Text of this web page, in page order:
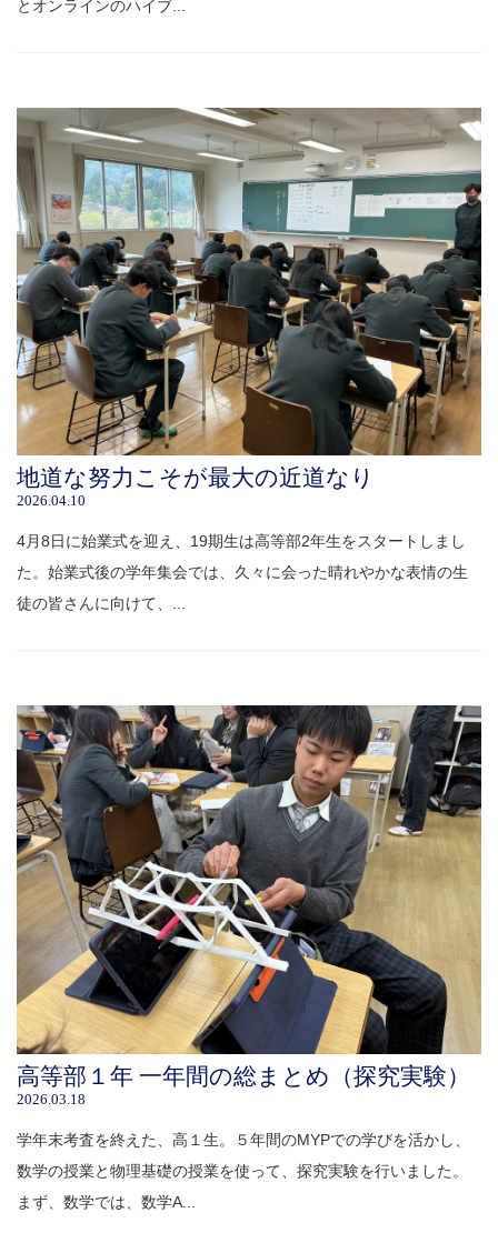
とオンラインのハイブ...
地道な努力こそが最大の近道なり
2026.04.10
4月8日に始業式を迎え、19期生は高等部2年生をスタートしまし
た。始業式後の学年集会では、久々に会った晴れやかな表情の生
徒の皆さんに向けて、...
高等部１年 一年間の総まとめ（探究実験）
2026.03.18
学年末考査を終えた、高１生。５年間のMYPでの学びを活かし、
数学の授業と物理基礎の授業を使って、探究実験を行いました。
まず、数学では、数学A...